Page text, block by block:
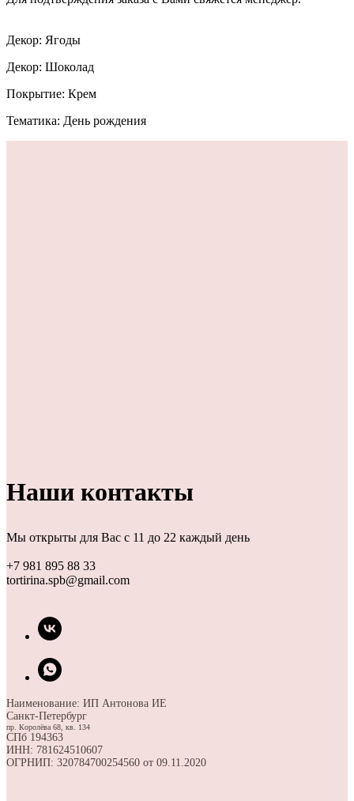
Декор: Ягоды
Декор: Шоколад
Покрытие: Крем
Тематика: День рождения
Наши контакты
Мы открыты для Вас с 11 до 22 каждый день
+7 981 895 88 33
tortirina.spb@gmail.com
Наименование: ИП Антонова ИЕ
Санкт-Петербург
пр. Королёва 68, кв. 134
СПб 194363
ИНН: 781624510607
ОГРНИП: 320784700254560 от 09.11.2020